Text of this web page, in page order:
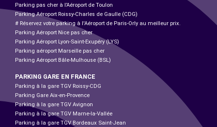
Parking pas cher à l’Aéroport de Toulon
Parking Aéroport Roissy-Charles de Gaulle (CDG)
# Réservez votre parking à l'Aéroport de Paris-Orly au meilleur prix.
Parking Aéroport Nice pas cher
Parking Aéroport Lyon-Saint-Exupéry (LYS)
Parking aéroport Marseille pas cher
Parking Aéroport Bâle-Mulhouse (BSL)
PARKING GARE EN FRANCE
Parking à la gare TGV Roissy-CDG
Parking Gare Aix-en-Provence
Parking à la gare TGV Avignon
Parking à la gare TGV Marne-la-Vallée
Parking à la gare TGV Bordeaux Saint-Jean